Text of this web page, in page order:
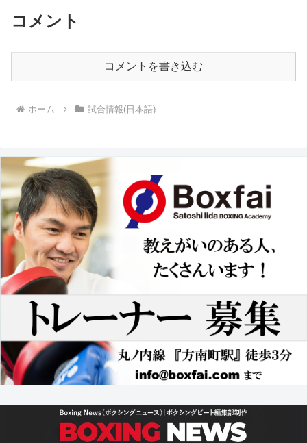
コメント
コメントを書き込む
ホーム 試合情報(日本語)